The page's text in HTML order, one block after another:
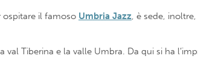
ospitare il famoso Umbria Jazz , è sede,
Tiberina e la valle Umbra. Da qui si ha